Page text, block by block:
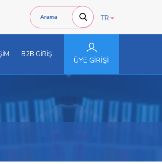
TR
B2B GİRİŞ
ÜYE GİRİŞİ